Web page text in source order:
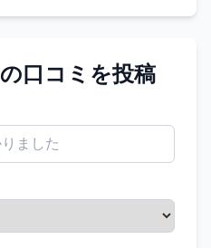
の口コミを投稿